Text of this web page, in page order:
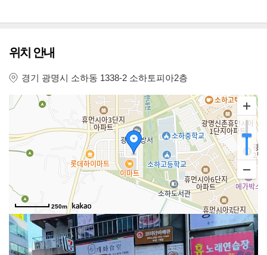
위치 안내
경기 광명시 소하동 1338-2 소하토피아2층
250m